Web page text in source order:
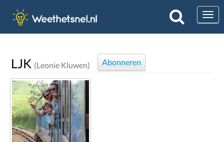
LJK (Leonie Kluwen) Abonneren